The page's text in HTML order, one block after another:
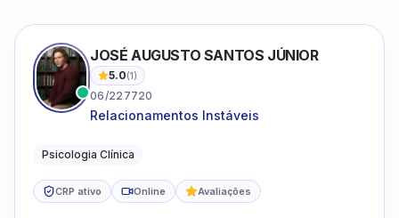
JOSÉ AUGUSTO SANTOS JÚNIOR
5.0(1)
06/227720
Relacionamentos Instáveis
Psicologia Clínica
CRP ativo Online Avaliações